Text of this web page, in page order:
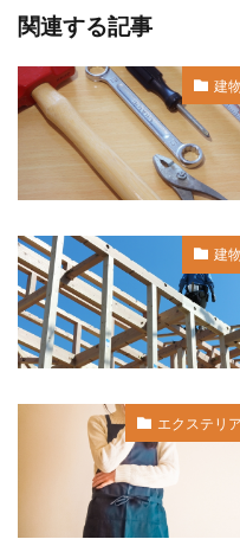
関連する記事
建物
建物
エクステリア